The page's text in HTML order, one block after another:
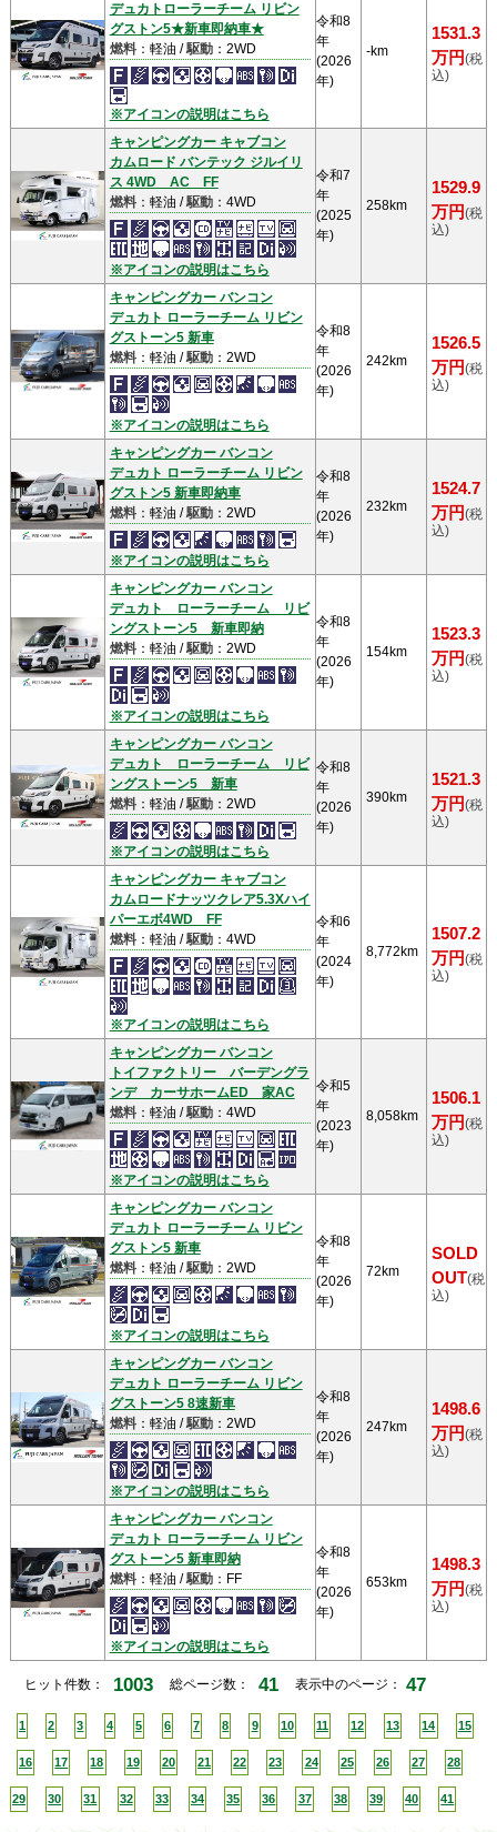
デュカトローラーチーム リビン
グストン5★新車即納車★
燃料：軽油 /駆動：2WD
※アイコンの説明はこちら
令和8
年
(2026
年)
-km
1531.3
万円(税
込)
キャンピングカー キャブコン
カムロード バンテック ジルイリ
ス 4WD AC FF
燃料：軽油 /駆動：4WD
※アイコンの説明はこちら
令和7
年
(2025
年)
258km
1529.9
万円(税
込)
キャンピングカー バンコン
デュカト ローラーチーム リビン
グストーン5 新車
燃料：軽油 /駆動：2WD
※アイコンの説明はこちら
令和8
年
(2026
年)
242km
1526.5
万円(税
込)
キャンピングカー バンコン
デュカト ローラーチーム リビン
グストン5 新車即納車
燃料：軽油 /駆動：2WD
※アイコンの説明はこちら
令和8
年
(2026
年)
232km
1524.7
万円(税
込)
キャンピングカー バンコン
デュカト ローラーチーム リビ
ングストーン5 新車即納
燃料：軽油 /駆動：2WD
※アイコンの説明はこちら
令和8
年
(2026
年)
154km
1523.3
万円(税
込)
キャンピングカー バンコン
デュカト ローラーチーム リビ
ングストーン5 新車
燃料：軽油 /駆動：2WD
※アイコンの説明はこちら
令和8
年
(2026
年)
390km
1521.3
万円(税
込)
キャンピングカー キャブコン
カムロードナッツクレア5.3Xハイ
パーエボ4WD FF
燃料：軽油 /駆動：4WD
※アイコンの説明はこちら
令和6
年
(2024
年)
8,772km
1507.2
万円(税
込)
キャンピングカー バンコン
トイファクトリー バーデングラ
ンデ カーサホームED 家AC
燃料：軽油 /駆動：4WD
※アイコンの説明はこちら
令和5
年
(2023
年)
8,058km
1506.1
万円(税
込)
キャンピングカー バンコン
デュカト ローラーチーム リビン
グストン5 新車
燃料：軽油 /駆動：2WD
※アイコンの説明はこちら
令和8
年
(2026
年)
72km
SOLD
OUT(税
込)
キャンピングカー バンコン
デュカト ローラーチーム リビン
グストーン5 8速新車
燃料：軽油 /駆動：2WD
※アイコンの説明はこちら
令和8
年
(2026
年)
247km
1498.6
万円(税
込)
キャンピングカー バンコン
デュカト ローラーチーム リビン
グストーン5 新車即納
燃料：軽油 /駆動：FF
※アイコンの説明はこちら
令和8
年
(2026
年)
653km
1498.3
万円(税
込)
ヒット件数： 1003 総ページ数： 41 表示中のページ： 47
1 2 3 4 5 6 7 8 9 10 11 12 13 14 15
16 17 18 19 20 21 22 23 24 25 26 27 28
29 30 31 32 33 34 35 36 37 38 39 40 41